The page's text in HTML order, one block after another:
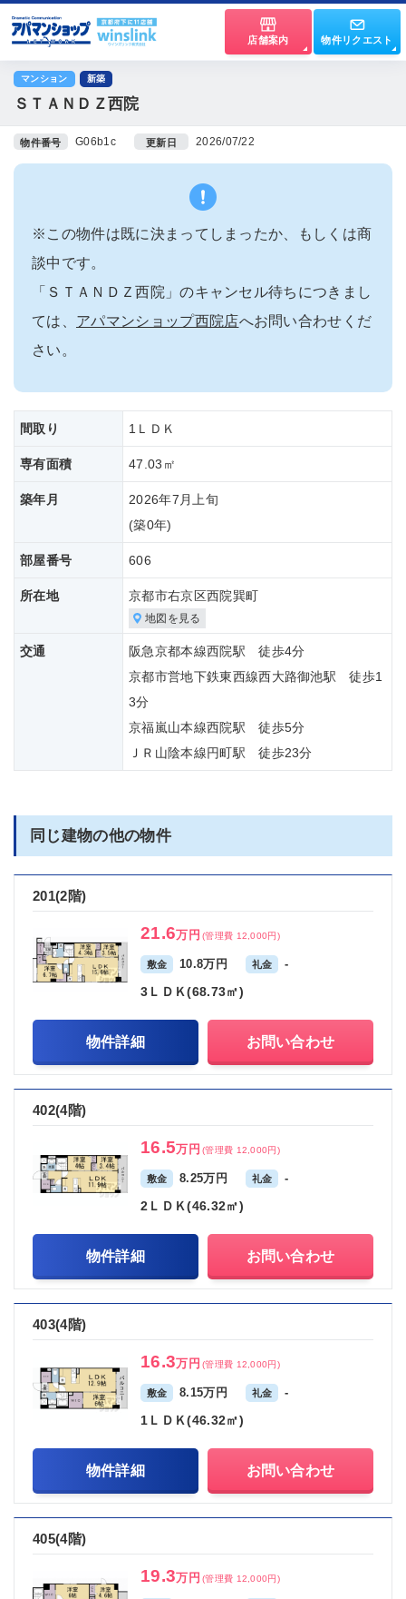
店舗案内 物件リクエスト
マンション 新築
ＳＴＡＮＤＺ西院
物件番号 G06b1c 更新日 2026/07/22
※この物件は既に決まってしまったか、もしくは商
談中です。
「ＳＴＡＮＤＺ西院」のキャンセル待ちにつきまし
ては、 アパマンショップ西院店へお問い合わせくだ
さい。
間取り 1ＬＤＫ
専有面積 47.03㎡
築年月
2026年7月上旬
(築0年)
部屋番号 606
所在地 京都市右京区西院巽町
地図を見る
交通
阪急京都本線西院駅 徒歩4分
京都市営地下鉄東西線西大路御池駅 徒歩1
3分
京福嵐山本線西院駅 徒歩5分
ＪＲ山陰本線円町駅 徒歩23分
同じ建物の他の物件
201(2階)
21.6万円 (管理費 12,000円)
敷金 10.8万円 礼金 -
3ＬＤＫ(68.73㎡)
物件詳細 お問い合わせ
402(4階)
16.5万円 (管理費 12,000円)
敷金 8.25万円 礼金 -
2ＬＤＫ(46.32㎡)
物件詳細 お問い合わせ
403(4階)
16.3万円 (管理費 12,000円)
敷金 8.15万円 礼金 -
1ＬＤＫ(46.32㎡)
物件詳細 お問い合わせ
405(4階)
19.3万円 (管理費 12,000円)